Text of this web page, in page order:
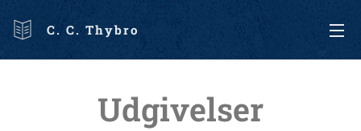
C. C. Thybro
Udgivelser